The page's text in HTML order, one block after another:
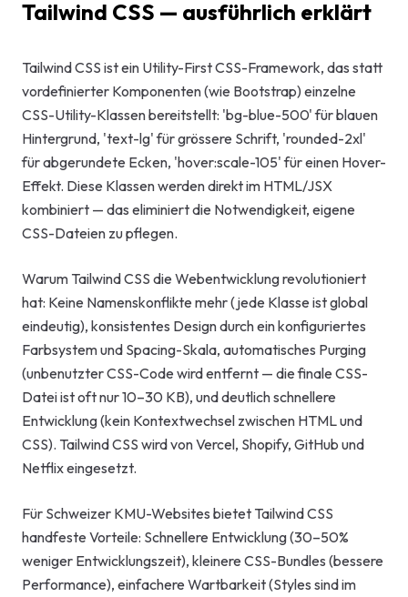
Start-up-
AI-
Digitales
Beratung
Tailwind CSS — ausführlich erklärt
Tailwind CSS ist ein Utility-First CSS-Framework, das statt
vordefinierter Komponenten (wie Bootstrap) einzelne
CSS-Utility-Klassen bereitstellt: 'bg-blue-500' für blauen
Hintergrund, 'text-lg' für grössere Schrift, 'rounded-2xl'
für abgerundete Ecken, 'hover:scale-105' für einen Hover-
Effekt. Diese Klassen werden direkt im HTML/JSX
kombiniert — das eliminiert die Notwendigkeit, eigene
CSS-Dateien zu pflegen.
Warum Tailwind CSS die Webentwicklung revolutioniert
hat: Keine Namenskonflikte mehr (jede Klasse ist global
eindeutig), konsistentes Design durch ein konfiguriertes
Farbsystem und Spacing-Skala, automatisches Purging
(unbenutzter CSS-Code wird entfernt — die finale CSS-
Datei ist oft nur 10–30 KB), und deutlich schnellere
Entwicklung (kein Kontextwechsel zwischen HTML und
CSS). Tailwind CSS wird von Vercel, Shopify, GitHub und
Netflix eingesetzt.
Für Schweizer KMU-Websites bietet Tailwind CSS
handfeste Vorteile: Schnellere Entwicklung (30–50%
weniger Entwicklungszeit), kleinere CSS-Bundles (bessere
Performance), einfachere Wartbarkeit (Styles sind im